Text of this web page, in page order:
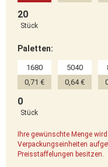
20
Stück
Paletten:
1680
0,71 €
5040
0,64 €
0
Stück
Ihre gewünschte Menge
Verpackungseinheiten
Preisstaffelungen besitzen.